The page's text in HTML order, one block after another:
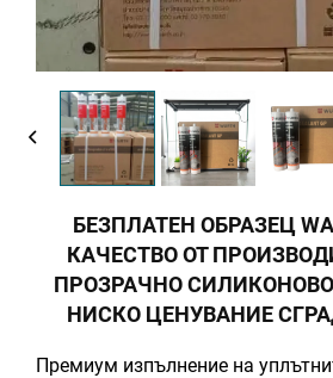
БЕЗПЛАТЕН ОБРАЗЕЦ
КАЧЕСТВО ОТ
ПРОЗРАЧНО
НИСКО ЦЕНУВАНИЕ
Премиум изпълнение на